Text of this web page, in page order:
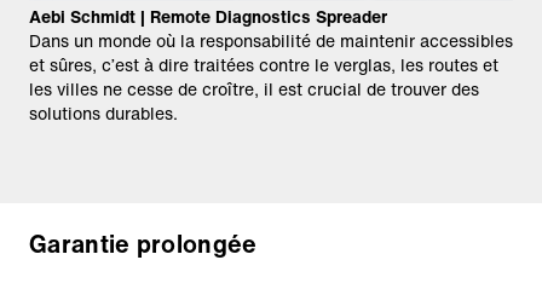
Aebi Schmidt | Remote Diagnostics Spreader
Dans un monde où la responsabilité de maintenir accessibles
et sûres, c’est à dire traitées contre le verglas, les routes et
les villes ne cesse de croître, il est crucial de trouver des
solutions durables.
Garantie prolongée